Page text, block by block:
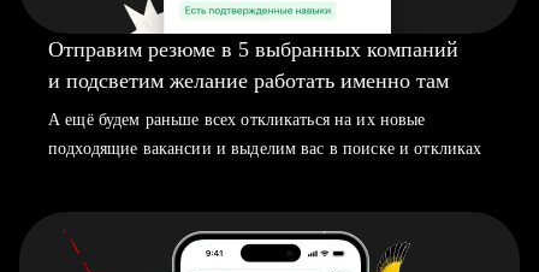
Отправим резюме в 5 выбранных компаний
и подсветим желание работать именно там
А ещё будем раньше всех откликаться на их новые
подходящие вакансии и выделим вас в поиске и откликах